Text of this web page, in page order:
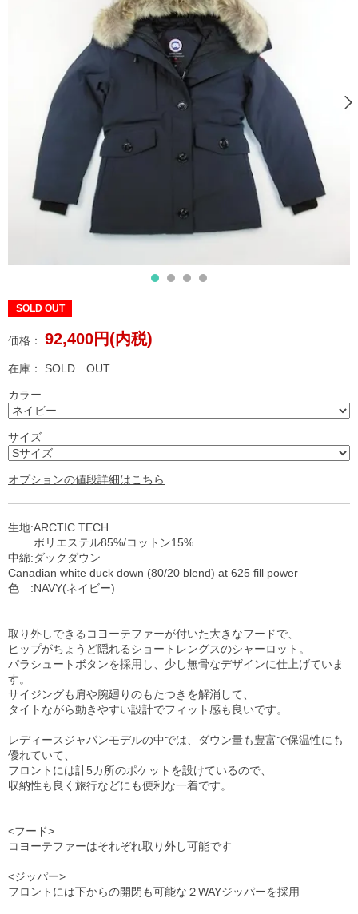
SOLD OUT
価格： 92,400円(内税)
在庫： SOLD OUT
カラー
サイズ
オプションの値段詳細はこちら
生地:ARCTIC TECH
ポリエステル85%/コットン15%
中綿:ダックダウン
Canadian white duck down (80/20 blend) at 625 fill power
色 :NAVY(ネイビー)
取り外しできるコヨーテファーが付いた大きなフードで、
ヒップがちょうど隠れるショートレングスのシャーロット。
パラシュートボタンを採用し、少し無骨なデザインに仕上げていま
す。
サイジングも肩や腕廻りのもたつきを解消して、
タイトながら動きやすい設計でフィット感も良いです。
レディースジャパンモデルの中では、ダウン量も豊富で保温性にも
優れていて、
フロントには計5カ所のポケットを設けているので、
収納性も良く旅行などにも便利な一着です。
<フード>
コヨーテファーはそれぞれ取り外し可能です
<ジッパー>
フロントには下からの開閉も可能な２WAYジッパーを採用